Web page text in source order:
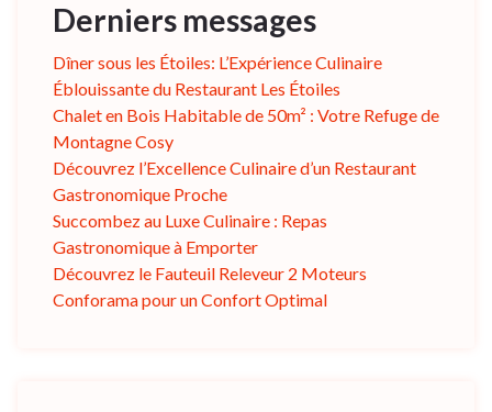
Derniers messages
Dîner sous les Étoiles: L’Expérience Culinaire
Éblouissante du Restaurant Les Étoiles
Chalet en Bois Habitable de 50m² : Votre Refuge de
Montagne Cosy
Découvrez l’Excellence Culinaire d’un Restaurant
Gastronomique Proche
Succombez au Luxe Culinaire : Repas
Gastronomique à Emporter
Découvrez le Fauteuil Releveur 2 Moteurs
Conforama pour un Confort Optimal